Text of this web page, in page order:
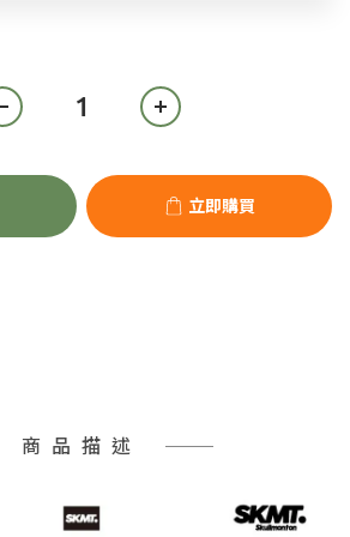
立即購買
商品描述